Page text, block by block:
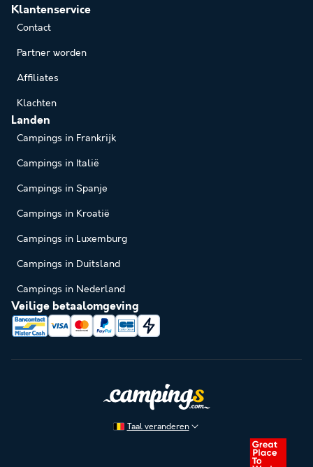
Klantenservice
Contact
Partner worden
Affiliates
Klachten
Landen
Campings in Frankrijk
Campings in Italië
Campings in Spanje
Campings in Kroatië
Campings in Luxemburg
Campings in Duitsland
Campings in Nederland
Veilige betaalomgeving
Taal veranderen